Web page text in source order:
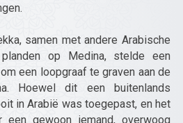
samen met andere Arabische
op Medina, stelde een
een loopgraaf te graven aan de
Hoewel dit een buitenlands
in Arabië was toegepast, en het
gewoon iemand, overwoog